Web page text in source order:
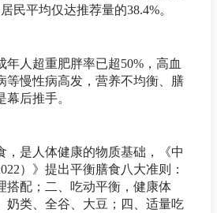
民平均仅达推荐量的38.4%。
年人超重肥胖率已超50%，高血
等慢性病高发，营养不均衡、膳
后推手。
，是人体健康的物质基础，《中
）》提出平衡膳食八大准则：
搭配；二、吃动平衡，健康体
奶类、全谷、大豆；四、适量吃